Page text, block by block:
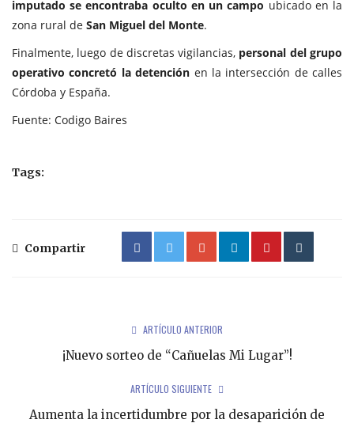
imputado se encontraba oculto en un campo ubicado en la
zona rural de San Miguel del Monte.
Finalmente, luego de discretas vigilancias, personal del grupo
operativo concretó la detención en la intersección de calles
Córdoba y España.
Fuente: Codigo Baires
Tags:
Compartir
ARTÍCULO ANTERIOR
¡Nuevo sorteo de “Cañuelas Mi Lugar”!
ARTÍCULO SIGUIENTE
Aumenta la incertidumbre por la desaparición de